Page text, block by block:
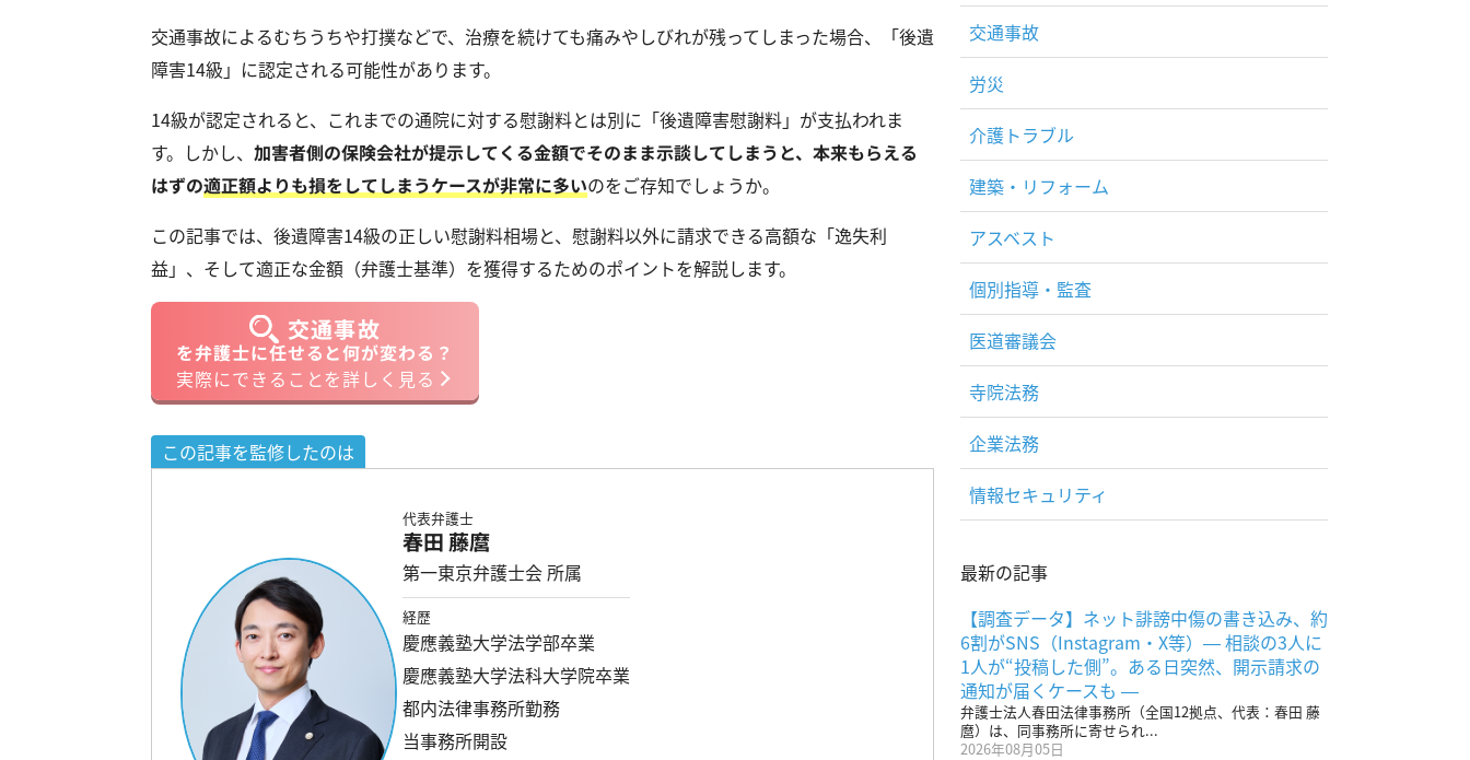
交通事故によるむちうちや打撲などで、治療を続けても痛みやしびれが残ってしまった場合、「後遺
障害14級」に認定される可能性があります。
14級が認定されると、これまでの通院に対する慰謝料とは別に「後遺障害慰謝料」が支払われま
す。しかし、 加害者側の保険会社が提示してくる金額でそのまま示談してしまうと、本来もらえる
はずの適正額よりも損をしてしまうケースが非常に多いのをご存知でしょうか。
この記事では、後遺障害14級の正しい慰謝料相場と、慰謝料以外に請求できる高額な「逸失利
益」、そして適正な金額（弁護士基準）を獲得するためのポイントを解説します。
交通事故
を弁護士に任せると何が変わる？
実際にできることを詳しく見る
この記事を監修したのは
代表弁護士
春田 藤麿
第一東京弁護士会 所属
経歴
慶應義塾大学法学部卒業
慶應義塾大学法科大学院卒業
都内法律事務所勤務
当事務所開設
交通事故
労災
介護トラブル
建築・リフォーム
アスベスト
個別指導・監査
医道審議会
寺院法務
企業法務
情報セキュリティ
最新の記事
【調査データ】ネット誹謗中傷の書き込み、約
6割がSNS（Instagram・X等）― 相談の3人に
1人が“投稿した側”。ある日突然、開示請求の
通知が届くケースも ―
弁護士法人春田法律事務所（全国12拠点、代表：春田 藤
麿）は、同事務所に寄せられ...
2026年08月05日